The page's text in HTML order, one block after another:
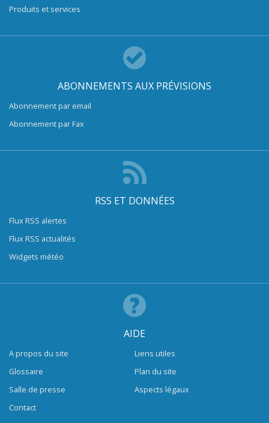
Produits et services
ABONNEMENTS AUX PRÉVISIONS
Abonnement par email
Abonnement par Fax
RSS ET DONNÉES
Flux RSS alertes
Flux RSS actualités
Widgets météo
AIDE
A propos du site
Glossaire
Salle de presse
Contact
Liens utiles
Plan du site
Aspects légaux